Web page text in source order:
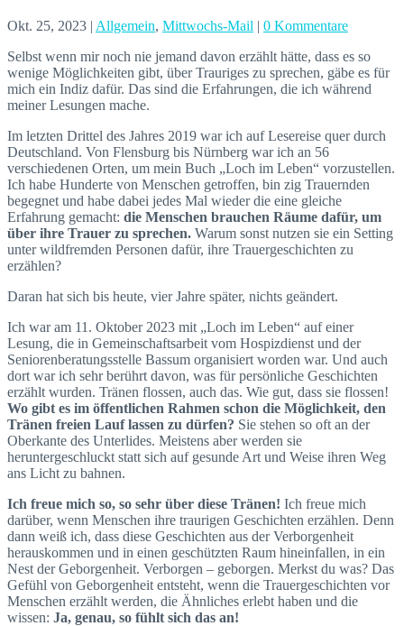
Okt. 25, 2023 | Allgemein, Mittwochs-Mail | 0 Kommentare
Selbst wenn mir noch nie jemand davon erzählt hätte, dass es so
wenige Möglichkeiten gibt, über Trauriges zu sprechen, gäbe es für
mich ein Indiz dafür. Das sind die Erfahrungen, die ich während
meiner Lesungen mache.
Im letzten Drittel des Jahres 2019 war ich auf Lesereise quer durch
Deutschland. Von Flensburg bis Nürnberg war ich an 56
verschiedenen Orten, um mein Buch „Loch im Leben“ vorzustellen.
Ich habe Hunderte von Menschen getroffen, bin zig Trauernden
begegnet und habe dabei jedes Mal wieder die eine gleiche
Erfahrung gemacht: die Menschen brauchen Räume dafür, um
über ihre Trauer zu sprechen. Warum sonst nutzen sie ein Setting
unter wildfremden Personen dafür, ihre Trauergeschichten zu
erzählen?
Daran hat sich bis heute, vier Jahre später, nichts geändert.
Ich war am 11. Oktober 2023 mit „Loch im Leben“ auf einer
Lesung, die in Gemeinschaftsarbeit vom Hospizdienst und der
Seniorenberatungsstelle Bassum organisiert worden war. Und auch
dort war ich sehr berührt davon, was für persönliche Geschichten
erzählt wurden. Tränen flossen, auch das. Wie gut, dass sie flossen!
Wo gibt es im öffentlichen Rahmen schon die Möglichkeit, den
Tränen freien Lauf lassen zu dürfen? Sie stehen so oft an der
Oberkante des Unterlides. Meistens aber werden sie
heruntergeschluckt statt sich auf gesunde Art und Weise ihren Weg
ans Licht zu bahnen.
Ich freue mich so, so sehr über diese Tränen! Ich freue mich
darüber, wenn Menschen ihre traurigen Geschichten erzählen. Denn
dann weiß ich, dass diese Geschichten aus der Verborgenheit
herauskommen und in einen geschützten Raum hineinfallen, in ein
Nest der Geborgenheit. Verborgen – geborgen. Merkst du was? Das
Gefühl von Geborgenheit entsteht, wenn die Trauergeschichten vor
Menschen erzählt werden, die Ähnliches erlebt haben und die
wissen: Ja, genau, so fühlt sich das an!